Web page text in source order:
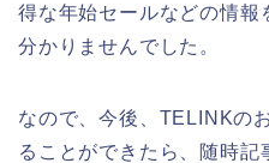
得な年始セールなどの情報
分かりませんでした。
なので、今後、TELINKの
ることができたら、随時記